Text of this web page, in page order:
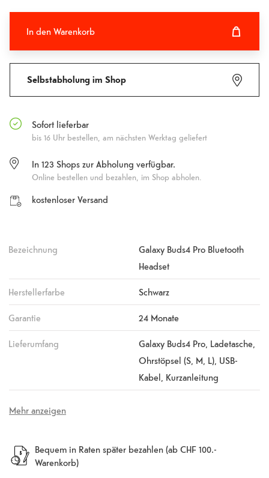
In den Warenkorb
Selbstabholung im Shop
Sofort lieferbar
bis 16 Uhr bestellen, am nächsten Werktag geliefert
In 123Shops zur Abholung verfügbar.
Online bestellen und bezahlen, im Shop abholen.
kostenloser Versand
Bezeichnung
Galaxy Buds4 Pro Bluetooth
Headset
Herstellerfarbe Schwarz
Garantie 24 Monate
Lieferumfang
Galaxy Buds4 Pro, Ladetasche,
Ohrstöpsel (S, M, L), USB-
Kabel, Kurzanleitung
Mehr anzeigen
Bequem in Raten später bezahlen (ab CHF 100.-
Warenkorb)